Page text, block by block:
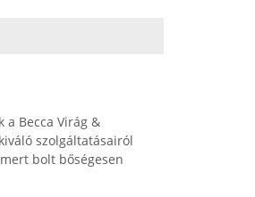
a Becca Virág &
szolgáltatásairól
bolt bőségesen